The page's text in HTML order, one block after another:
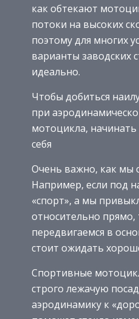
как обтекают
потоки на высоких
поэтому для многих
варианты заводских
идеально.
Чтобы добиться
при
мотоцикла, начинать
себя
Очень важно, как мы
Например, если под
«спорт», а мы
относительно прямо,
передвигаемся в
стоит ожидать
Спортивные
строго лежачую
аэродинамику к